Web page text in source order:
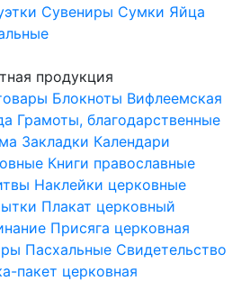
Сувениры Сумки Яйца
продукция
Блокноты Вифлеемская
Грамоты, благодарственные
Закладки Календари
Книги православные
Наклейки церковные
Плакат церковный
Присяга церковная
Пасхальные Свидетельство
пакет церковная